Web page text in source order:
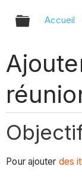
Accueil
Pour ajouter des